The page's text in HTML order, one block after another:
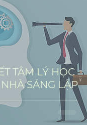
TÂM LÝ HỌC
SÁNG LẬP